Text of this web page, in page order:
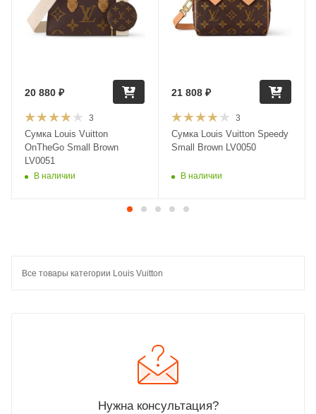
3
Сумка Louis Vuitton
OnTheGo Small Brown
LV0051
В наличии
20 880 ₽
3
Сумка Louis Vuitton Speedy
Small Brown LV0050
В наличии
21 808 ₽
Все товары категории Louis Vuitton
Нужна консультация?